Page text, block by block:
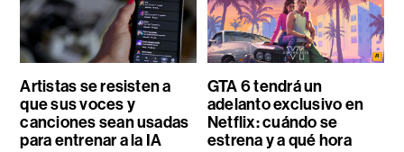
Artistas se resisten a
que sus voces y
canciones sean usadas
para entrenar a la IA
GTA 6 tendrá un
adelanto exclusivo en
Netflix: cuándo se
estrena y a qué hora